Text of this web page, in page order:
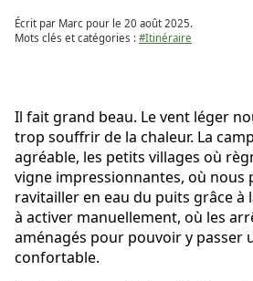
Écrit par Marc pour le 20 août 2025.
Mots clés et catégories : #Itinéraire
Il fait grand beau. Le vent léger
trop souffrir de la chaleur. La
agréable, les petits villages où
vigne impressionnantes, où nous
ravitailler en eau du puits grâce à
à activer manuellement, où les
aménagés pour pouvoir y passer
confortable.